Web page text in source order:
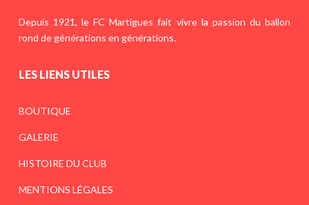
Depuis 1921, le FC Martigues fait vivre la passion du ballon
rond de générations en générations.
LES LIENS UTILES
BOUTIQUE
GALERIE
HISTOIRE DU CLUB
MENTIONS LÉGALES